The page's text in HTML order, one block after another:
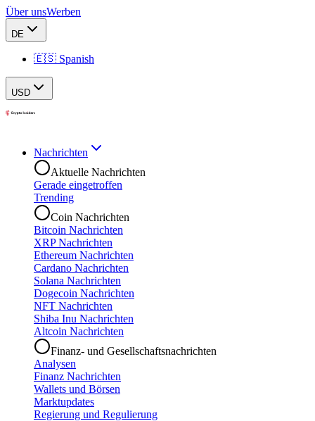
Über unsWerben
DE
🇪🇸 Spanish
USD
Nachrichten
Aktuelle Nachrichten
Gerade eingetroffen
Trending
Coin Nachrichten
Bitcoin Nachrichten
XRP Nachrichten
Ethereum Nachrichten
Cardano Nachrichten
Solana Nachrichten
Dogecoin Nachrichten
NFT Nachrichten
Shiba Inu Nachrichten
Altcoin Nachrichten
Finanz- und Gesellschaftsnachrichten
Analysen
Finanz Nachrichten
Wallets und Börsen
Marktupdates
Regierung und Regulierung